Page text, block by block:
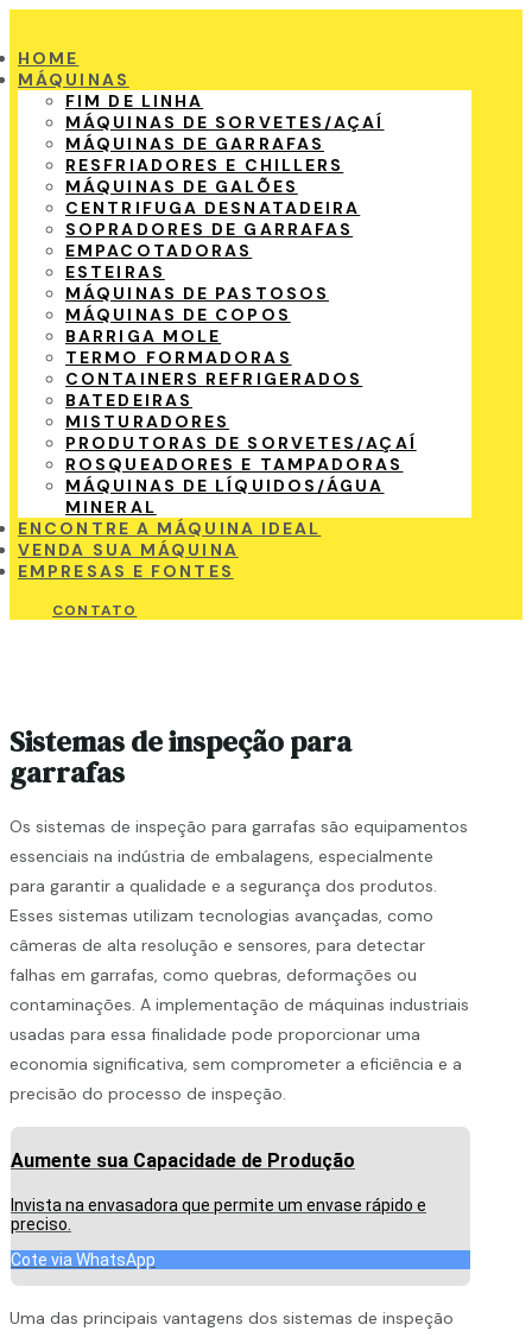
HOME
MÁQUINAS
FIM DE LINHA
MÁQUINAS DE SORVETES/AÇAÍ
MÁQUINAS DE GARRAFAS
RESFRIADORES E CHILLERS
MÁQUINAS DE GALÕES
CENTRIFUGA DESNATADEIRA
SOPRADORES DE GARRAFAS
EMPACOTADORAS
ESTEIRAS
MÁQUINAS DE PASTOSOS
MÁQUINAS DE COPOS
BARRIGA MOLE
TERMO FORMADORAS
CONTAINERS REFRIGERADOS
BATEDEIRAS
MISTURADORES
PRODUTORAS DE SORVETES/AÇAÍ
ROSQUEADORES E TAMPADORAS
MÁQUINAS DE LÍQUIDOS/ÁGUA
MINERAL
ENCONTRE A MÁQUINA IDEAL
VENDA SUA MÁQUINA
EMPRESAS E FONTES
CONTATO
Sistemas de inspeção para
garrafas
Os sistemas de inspeção para garrafas são equipamentos
essenciais na indústria de embalagens, especialmente
para garantir a qualidade e a segurança dos produtos.
Esses sistemas utilizam tecnologias avançadas, como
câmeras de alta resolução e sensores, para detectar
falhas em garrafas, como quebras, deformações ou
contaminações. A implementação de máquinas industriais
usadas para essa finalidade pode proporcionar uma
economia significativa, sem comprometer a eficiência e a
precisão do processo de inspeção.
Aumente sua Capacidade de Produção
Invista na envasadora que permite um envase rápido e
preciso.
Cote via WhatsApp
Uma das principais vantagens dos sistemas de inspeção